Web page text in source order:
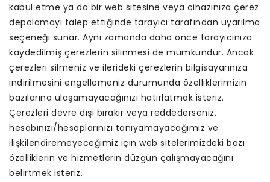
kabul etme ya da bir web sitesine veya cihazınıza çerez
depolamayı talep ettiğinde tarayıcı tarafından uyarılma
seçeneği sunar. Aynı zamanda daha önce tarayıcınıza
kaydedilmiş çerezlerin silinmesi de mümkündür. Ancak
çerezleri silmeniz ve ilerideki çerezlerin bilgisayarınıza
indirilmesini engellemeniz durumunda özelliklerimizin
bazılarına ulaşamayacağınızı hatırlatmak isteriz.
Çerezleri devre dışı bırakır veya reddederseniz,
hesabınızı/hesaplarınızı tanıyamayacağımız ve
ilişkilendiremeyeceğimiz için web sitelerimizdeki bazı
özelliklerin ve hizmetlerin düzgün çalışmayacağını
belirtmek isteriz.